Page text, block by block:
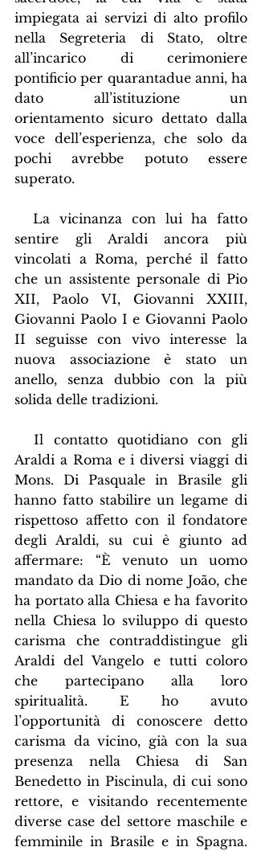
impiegata ai servizi di alto profilo
nella Segreteria di Stato, oltre
all’incarico di cerimoniere
pontificio per quarantadue anni, ha
dato all’istituzione un
orientamento sicuro dettato dalla
voce dell’esperienza, che solo da
pochi avrebbe potuto essere
superato.
La vicinanza con lui ha fatto
sentire gli Araldi ancora più
vincolati a Roma, perché il fatto
che un assistente personale di Pio
XII, Paolo VI, Giovanni XXIII,
Giovanni Paolo I e Giovanni Paolo
II seguisse con vivo interesse la
nuova associazione è stato un
anello, senza dubbio con la più
solida delle tradizioni.
Il contatto quotidiano con gli
Araldi a Roma e i diversi viaggi di
Mons. Di Pasquale in Brasile gli
hanno fatto stabilire un legame di
rispettoso affetto con il fondatore
degli Araldi, su cui è giunto ad
affermare: “È venuto un uomo
mandato da Dio di nome João, che
ha portato alla Chiesa e ha favorito
nella Chiesa lo sviluppo di questo
carisma che contraddistingue gli
Araldi del Vangelo e tutti coloro
che partecipano alla loro
spiritualità. E ho avuto
l’opportunità di conoscere detto
carisma da vicino, già con la sua
presenza nella Chiesa di San
Benedetto in Piscinula, di cui sono
rettore, e visitando recentemente
diverse case del settore maschile e
femminile in Brasile e in Spagna.